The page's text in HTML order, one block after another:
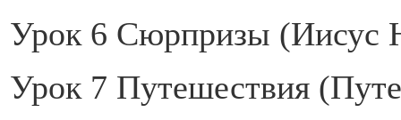
Урок 6 Сюрпризы (Иисус
Урок 7 Путешествия